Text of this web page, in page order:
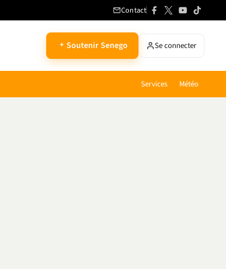
Contact
Soutenir Senego Se connecter
Services Météo